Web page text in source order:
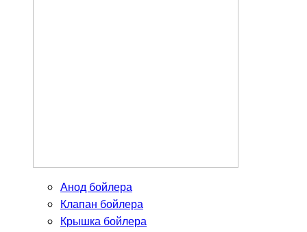
Анод бойлера
Клапан бойлера
Крышка бойлера